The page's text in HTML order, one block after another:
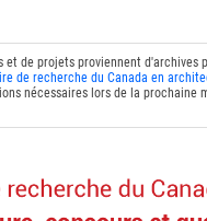
et de projets proviennent
de recherche du Canada en
nécessaires lors de la prochaine